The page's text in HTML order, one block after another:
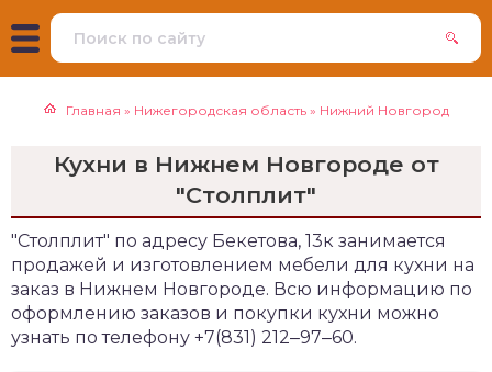
Главная » Нижегородская область » Нижний Новгород
Кухни в Нижнем Новгороде от
"Столплит"
"Столплит" по адресу Бекетова, 13к занимается
продажей и изготовлением мебели для кухни на
заказ в Нижнем Новгороде. Всю информацию по
оформлению заказов и покупки кухни можно
узнать по телефону +7(831) 212‒97‒60.